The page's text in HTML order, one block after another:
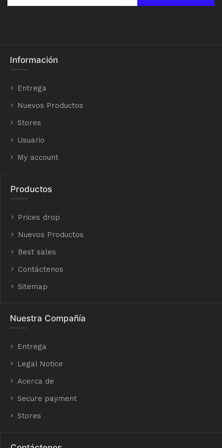
Información
Entrega
Nuevos Productos
Stores
Usuario
My account
Productos
Prices drop
Nuevos Productos
Best sales
Contáctenos
Sitemap
Nuestra Compañía
Entrega
Legal Notice
Acerca de
Secure payment
Stores